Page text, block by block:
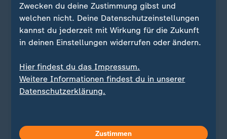
Zwecken du deine Zustimmung gibst und
welchen nicht. Deine Datenschutzeinstellungen
kannst du jederzeit mit Wirkung für die Zukunft
in deinen Einstellungen widerrufen oder ändern.
Hier findest du das Impressum.
Weitere Informationen findest du in unserer
Datenschutzerklärung.
Zustimmen